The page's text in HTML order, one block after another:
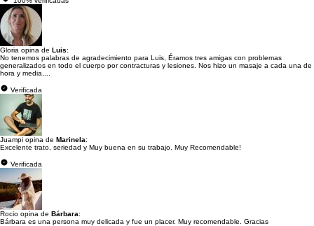
Gloria opina de Luis:
No tenemos palabras de agradecimiento para Luis, Éramos tres amigas con problemas
generalizados en todo el cuerpo por contracturas y lesiones. Nos hizo un masaje a cada una de
hora y media,...
Verificada
Juampi opina de Marinela:
Excelente trato, seriedad y Muy buena en su trabajo. Muy Recomendable!
Verificada
Rocio opina de Bárbara:
Bárbara es una persona muy delicada y fue un placer. Muy recomendable. Gracias